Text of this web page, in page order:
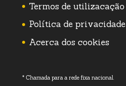
Termos de utilizacação
Política de privacidade
Acerca dos cookies
* Chamada para a rede fixa nacional.